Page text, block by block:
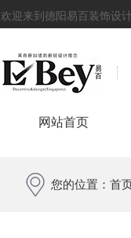
欢迎来到德阳易百装饰设
网站首页
您的位置： 首